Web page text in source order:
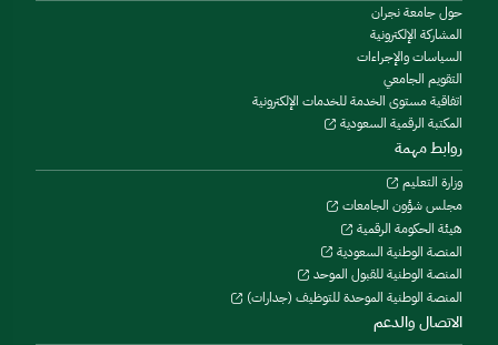
حول جامعة نجران
المشاركة الإلكترونية
السياسات والإجراءات
التقويم الجامعي
اتفاقية مستوى الخدمة للخدمات الإلكترونية
المكتبة الرقمية السعودية
روابط مهمة
وزارة التعليم
مجلس شؤون الجامعات
هيئة الحكومة الرقمية
المنصة الوطنية السعودية
المنصة الوطنية للقبول الموحد
المنصة الوطنية الموحدة للتوظيف (جدارات)
الاتصال والدعم